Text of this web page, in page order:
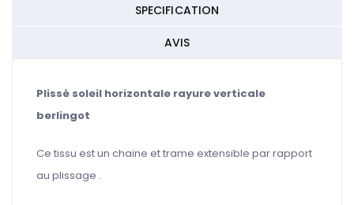
SPECIFICATION
AVIS
Plissé soleil horizontale rayure verticale
berlingot
Ce tissu est un chaine et trame extensible par rapport
au plissage .